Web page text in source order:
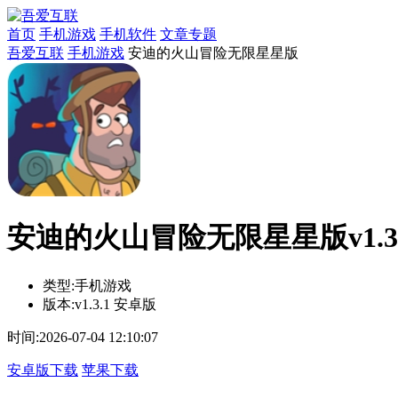
首页 手机游戏 手机软件 文章专题
吾爱互联 手机游戏 安迪的火山冒险无限星星版
安迪的火山冒险无限星星版
类型:手机游戏
版本:v1.3.1 安卓版
时间:2026-07-04 12:10:07
安卓版下载 苹果下载